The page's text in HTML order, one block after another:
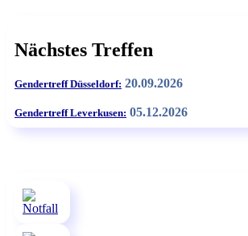
Nächstes Treffen
Gendertreff Düsseldorf: 20.09.2026
Gendertreff Leverkusen: 05.12.2026